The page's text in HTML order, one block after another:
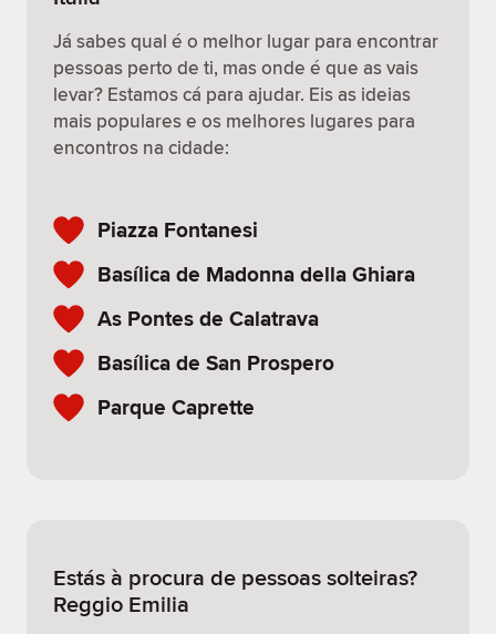
Já sabes qual é o melhor lugar para encontrar
pessoas perto de ti, mas onde é que as vais
levar? Estamos cá para ajudar. Eis as ideias
mais populares e os melhores lugares para
encontros na cidade:
Piazza Fontanesi
Basílica de Madonna della Ghiara
As Pontes de Calatrava
Basílica de San Prospero
Parque Caprette
Estás à procura de pessoas solteiras?
Reggio Emilia